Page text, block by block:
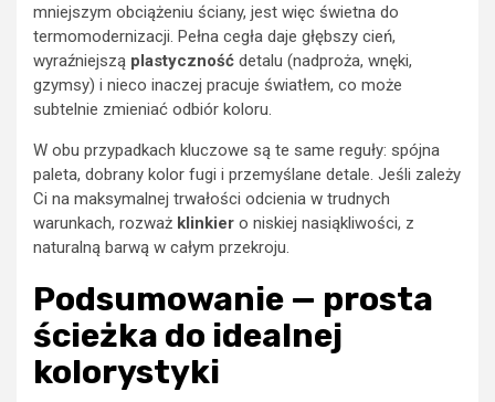
mniejszym obciążeniu ściany, jest więc świetna do
termomodernizacji. Pełna cegła daje głębszy cień,
wyraźniejszą plastyczność detalu (nadproża, wnęki,
gzymsy) i nieco inaczej pracuje światłem, co może
subtelnie zmieniać odbiór koloru.
W obu przypadkach kluczowe są te same reguły: spójna
paleta, dobrany kolor fugi i przemyślane detale. Jeśli zależy
Ci na maksymalnej trwałości odcienia w trudnych
warunkach, rozważ klinkier o niskiej nasiąkliwości, z
naturalną barwą w całym przekroju.
Podsumowanie — prosta
ścieżka do idealnej
kolorystyki